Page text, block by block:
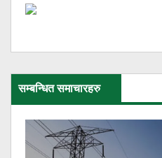
सम्बन्धित समाचारहरु